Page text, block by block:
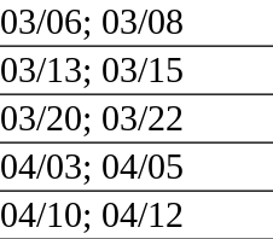
03/06; 03/08
03/13; 03/15
03/20; 03/22
04/03; 04/05
04/10; 04/12